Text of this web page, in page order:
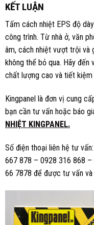
KẾT LUẬN
Tấm cách nhiệt EPS độ
công trình. Từ nhà ở, văn
âm, cách nhiệt vượt trội và
không thể bỏ qua. Hãy
chất lượng cao và tiết kiệm
Kingpanel là đơn vị cung
bạn cần tư vấn hoặc báo
NHIỆT KINGPANEL.
Số điện thoại liên hệ tư
667 878 – 0928 316 868
66 7878 để được tư vấn